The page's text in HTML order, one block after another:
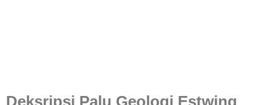
Deksripsi Palu Geologi Estwing